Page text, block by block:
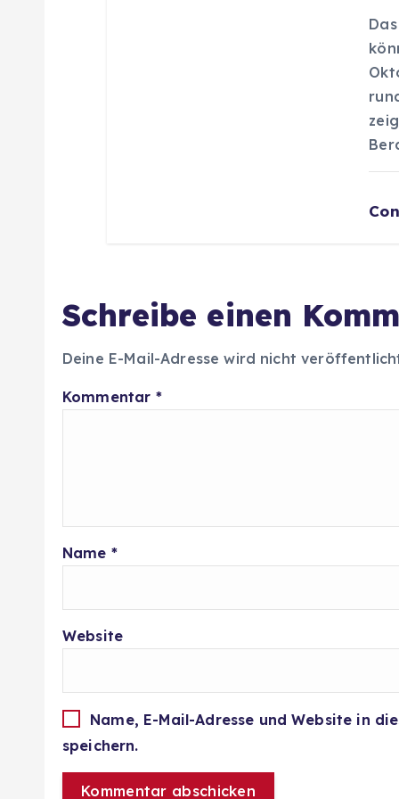
Schreibe einen
Deine E-Mail-Adresse wird nicht
Kommentar *
Name *
Website
Name, E-Mail-Adresse und Website in
speichern.